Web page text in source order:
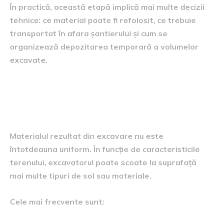
În practică, această etapă implică mai multe decizii
tehnice: ce material poate fi refolosit, ce trebuie
transportat în afara șantierului și cum se
organizează depozitarea temporară a volumelor
excavate.
Materialul rezultat din excavare nu este
întotdeauna uniform. În funcție de caracteristicile
terenului, excavatorul poate scoate la suprafață
mai multe tipuri de sol sau materiale.
Cele mai frecvente sunt: